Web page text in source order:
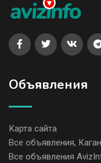
Объявления
Карта сайта
Все объявления, Каган
Все объявления